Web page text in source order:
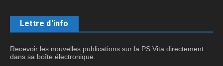
Lettre d'info
Recevoir les nouvelles publications sur la PS Vita directement
dans sa boîte électronique.